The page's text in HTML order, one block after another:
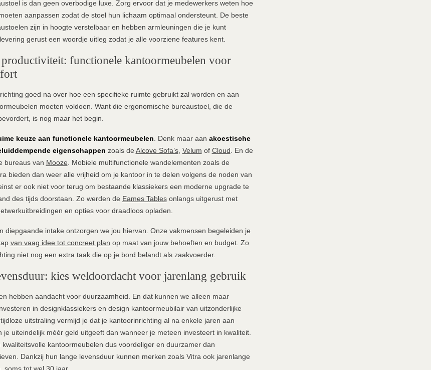
is dan geen overbodige luxe. Zorg ervoor dat je medewerkers weten hoe
aanpassen zodat de stoel hun lichaam optimaal ondersteunt. De beste
zijn in hoogte verstelbaar en hebben armleuningen die je kunt
gerust een woordje uitleg zodat je alle voorziene features kent.
functionele kantoormeubelen voor
goed na over hoe een specifieke ruimte gebruikt zal worden en aan
moeten voldoen. Want die ergonomische bureaustoel, die de
is nog maar het begin.
keuze aan functionele kantoormeubelen. Denk maar aan akoestische
eigenschappen zoals de Alcove Sofa’s, Velum of Cloud . En de
bureaus van Mooze. Mobiele multifunctionele wandelementen zoals de
bieden dan weer alle vrijheid om je kantoor in te delen volgens de noden van
er ook niet voor terug om bestaande klassiekers een moderne upgrade te
des tijds doorstaan. Zo werden de Eames Tablesonlangs uitgerust met
en opties voor draadloos opladen.
diepgaande intake ontzorgen we jou hiervan. Onze vakmensen begeleiden je
van vaag idee tot concreet plan op maat van jouw behoeften en budget. Zo
niet nog een extra taak die op je bord belandt als zaakvoerder.
kies weldoordacht voor jarenlang gebruik
hebben aandacht voor duurzaamheid. En dat kunnen we alleen maar
in designklassiekers en design kantoormeubilair van uitzonderlijke
uitstraling vermijd je dat je kantoorinrichting al na enkele jaren aan
je uiteindelijk méér geld uitgeeft dan wanneer je meteen investeert in kwaliteit.
kantoormeubelen dus voordeliger en duurzamer dan
Dankzij hun lange levensduur kunnen merken zoals Vitra ook jarenlange